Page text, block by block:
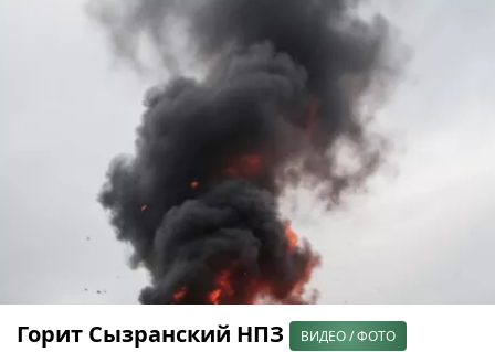
Горит Сызранский НПЗ ВИДЕО / ФОТО